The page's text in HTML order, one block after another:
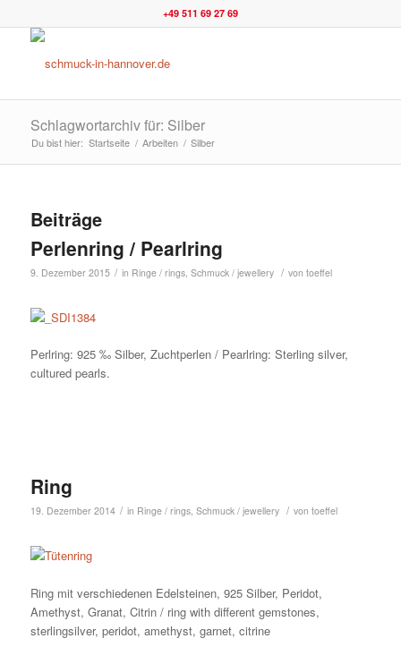
+49 511 69 27 69
Schlagwortarchiv für: Silber
Du bist hier: Startseite / Arbeiten / Silber
Beiträge
Perlenring / Pearlring
9. Dezember 2015 / in Ringe / rings, Schmuck / jewellery / von toeffel
Perlring: 925 ‰ Silber, Zuchtperlen / Pearlring: Sterling silver,
cultured pearls.
Ring
19. Dezember 2014 / in Ringe / rings, Schmuck / jewellery / von toeffel
Ring mit verschiedenen Edelsteinen, 925 Silber, Peridot,
Amethyst, Granat, Citrin / ring with different gemstones,
sterlingsilver, peridot, amethyst, garnet, citrine